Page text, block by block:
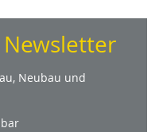
Neubau und